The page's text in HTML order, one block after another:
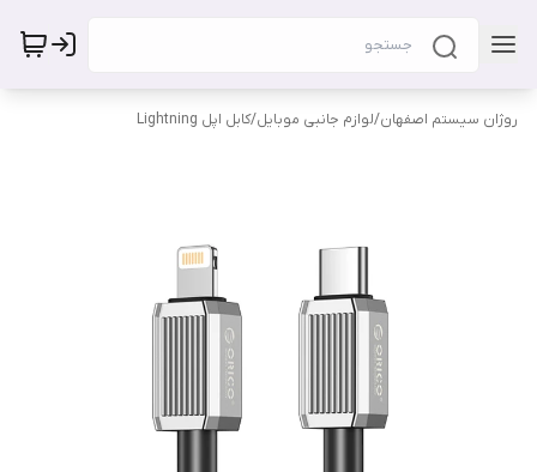
روژان سیستم اصفهان/لوازم جانبی موبایل/کابل اپل Lightning